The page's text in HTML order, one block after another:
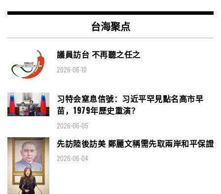
台海聚点
議員訪台 不再聽之任之
2026-06-10
习特会窒息信號：习近平罕見點名高市早
苗，1979年歷史重演？
2026-06-05
先訪陸後訪美 鄭麗文稱需先取兩岸和平保證
2026-06-04